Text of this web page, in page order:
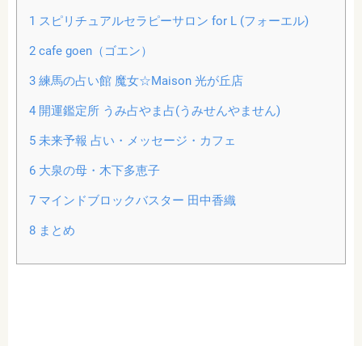
1 スピリチュアルセラピーサロン for L (フォーエル)
2cafe goen（ゴエン）
3練馬の占い館 魔女☆Maison 光が丘店
4開運鑑定所 うみ占やま占(うみせんやません)
5未来予報 占い・メッセージ・カフェ
6大泉の母・木下多恵子
7マインドブロックバスター 田中香織
8まとめ